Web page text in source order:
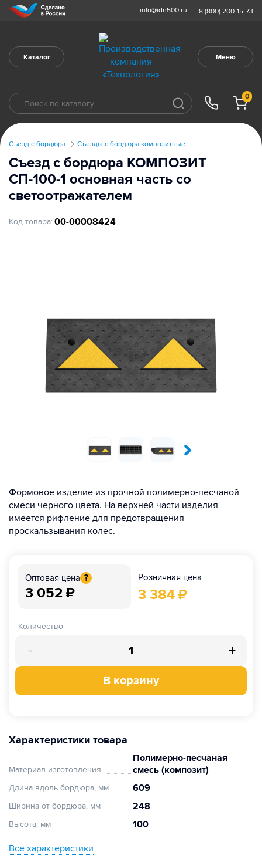
info@idn500.ru 8 (800) 200-15-73
Каталог Меню
0
Съезд с бордюра Съезды с бордюра композитные
Съезд с бордюра КОМПОЗИТ
СП-100-1 основная часть со
светоотражателем
Код товара: 00-00008424
Формовое изделие из прочной полимерно-песчаной
смеси черного цвета. На верхней части изделия
имеется рифление для предотвращения
проскальзывания колес.
Оптовая цена ?
3 052 ₽
Розничная цена
3 384 ₽
Количество
- +
В корзину
Характеристики товара
Материал изготовления
Полимерно-песчаная
смесь (композит)
Длина вдоль бордюра, мм 609
Ширина от бордюра, мм 248
Высота, мм 100
Все характеристики